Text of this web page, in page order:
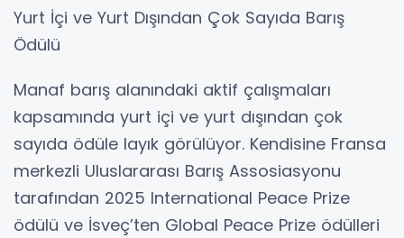
Yurt İçi ve Yurt Dışından Çok Sayıda Barış
Ödülü
Manaf barış alanındaki aktif çalışmaları
kapsamında yurt içi ve yurt dışından çok
sayıda ödüle layık görülüyor. Kendisine Fransa
merkezli Uluslararası Barış Assosiasyonu
tarafından 2025 International Peace Prize
ödülü ve İsveç’ten Global Peace Prize ödülleri